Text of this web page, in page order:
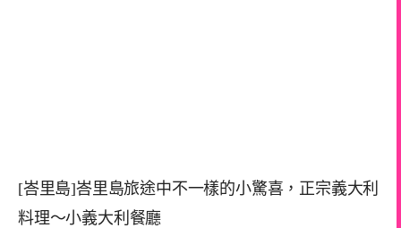
[峇里島]峇里島旅途中不一樣的小驚喜，正宗義大利
料理～小義大利餐廳